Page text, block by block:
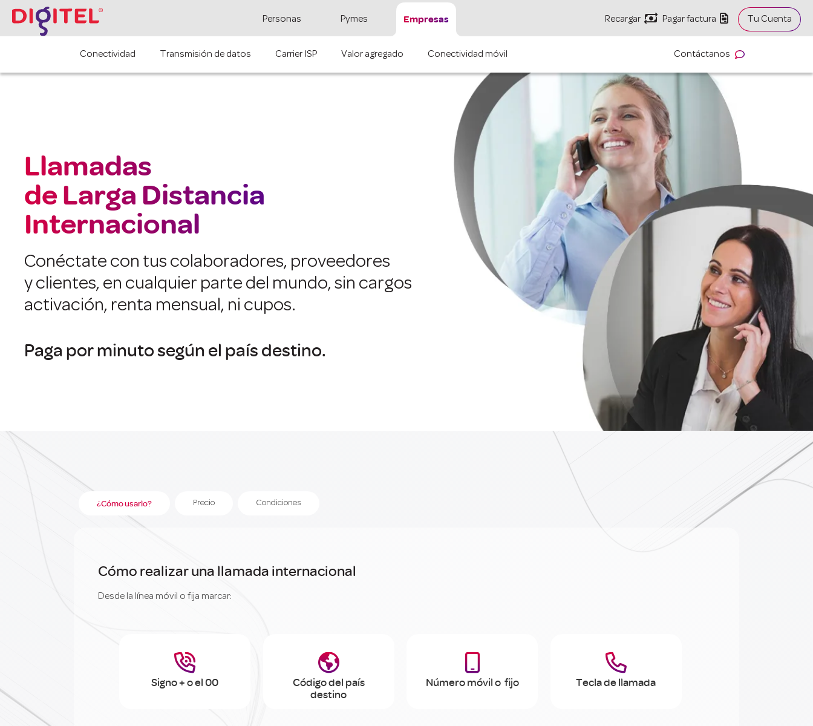
Personas Pymes Empresas Recargar  Pagar factura  Tu Cuenta
Conectividad Transmisión de datos Carrier ISP Valor agregado Conectividad móvil Contáctanos
Llamadas
de Larga Distancia
Internacional
Conéctate con tus colaboradores, proveedores
y clientes, en cualquier parte del mundo, sin cargos
activación, renta mensual, ni cupos.
Paga por minuto según el país destino.
¿Cómo usarlo? Precio Condiciones
Cómo realizar una llamada internacional
Desde la línea móvil o fija marcar:

Signo + o el 00

Código del país
destino

Número móvil o fijo

Tecla de llamada